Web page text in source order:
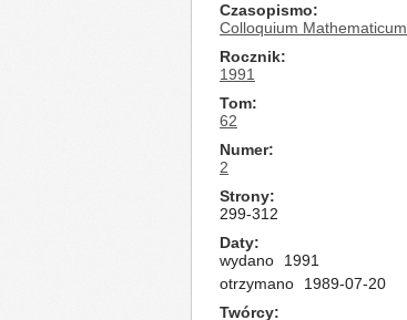
Czasopismo
Colloquium Mathematicum
Rocznik
1991
Tom
62
Numer
2
Strony
299-312
Daty
wydano
1991
otrzymano
1989-07-20
Twórcy